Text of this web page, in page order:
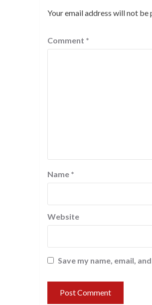
Your email address will not be
Comment *
Name *
Website
Save my name, email,